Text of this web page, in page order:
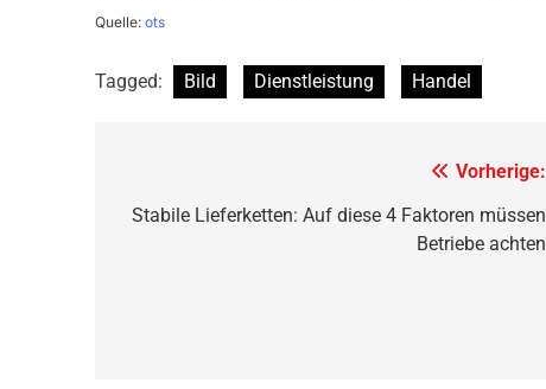
Quelle: ots
Tagged: Bild Dienstleistung Handel
Vorherige:
Stabile Lieferketten: Auf diese 4 Faktoren müssen
Betriebe achten